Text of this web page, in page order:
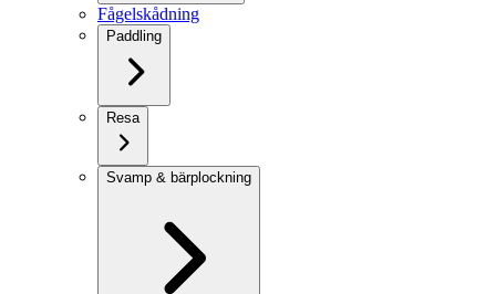
Fågelskådning
Paddling
Resa
Svamp & bärplockning